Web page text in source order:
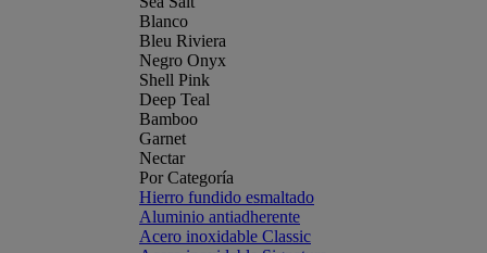
Blanco
Bleu Riviera
Negro Onyx
Shell Pink
Deep Teal
Bamboo
Garnet
Nectar
Por Categoría
Hierro fundido esmaltado
Aluminio antiadherente
Acero inoxidable Classic